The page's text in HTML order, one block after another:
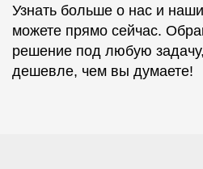
Узнать больше о нас и
можете прямо сейчас.
решение под любую
дешевле, чем вы думаете!